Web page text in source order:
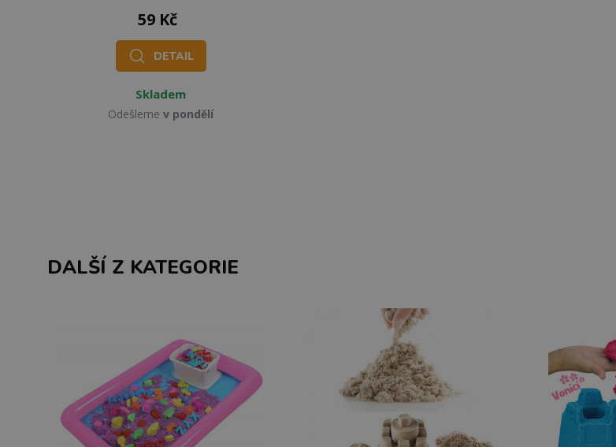
59 Kč
DETAIL
Skladem
Odešleme v pondělí
DALŠÍ Z KATEGORIE